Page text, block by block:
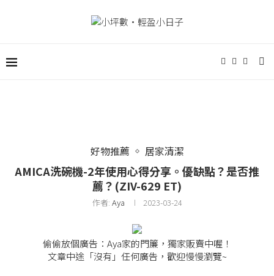
好物推薦 居家清潔
AMICA洗碗機-2年使用心得分享。優缺點？是否推
薦？(ZIV-629 ET)
作者: Aya 2023-03-24
偷偷放個廣告：Aya家的門簾，獨家販賣中喔！
文章中途「沒有」任何廣告，歡迎慢慢瀏覽~